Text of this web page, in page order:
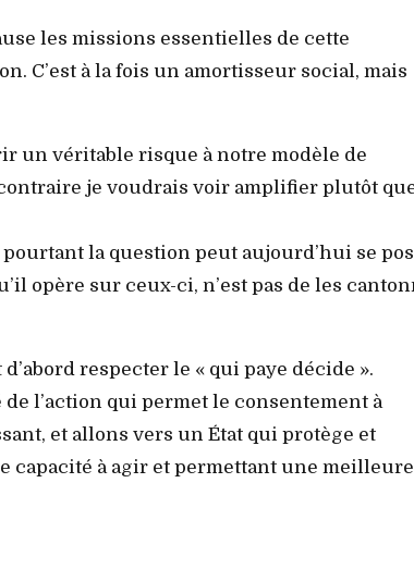
les missions essentielles de cette
C’est à la fois un amortisseur social, mais
un véritable risque à notre modèle de
je voudrais voir amplifier plutôt
la question peut aujourd’hui se
opère sur ceux-ci, n’est pas de les
respecter le « qui paye décide ».
l’action qui permet le consentement à
et allons vers un État qui protège et
capacité à agir et permettant une meilleure